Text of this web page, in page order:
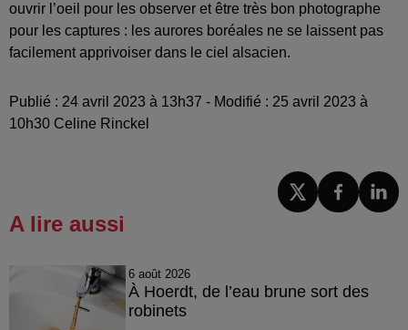
ouvrir l’oeil pour les observer et être très bon photographe
pour les captures : les aurores boréales ne se laissent pas
facilement apprivoiser dans le ciel alsacien.
Publié : 24 avril 2023 à 13h37 - Modifié : 25 avril 2023 à
10h30 Celine Rinckel
A lire aussi
6 août 2026
À Hoerdt, de l’eau brune sort des
robinets